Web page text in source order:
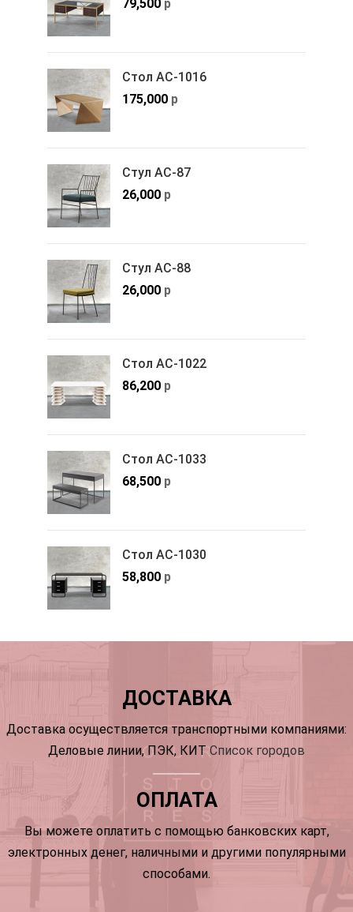
79,500 р
Стол АС-1016
175,000 р
Стул АС-87
26,000 р
Стул АС-88
26,000 р
Стол АС-1022
86,200 р
Стол АС-1033
68,500 р
Стол АС-1030
58,800 р
ДОСТАВКА
Доставка осуществляется транспортными компаниями:
Деловые линии, ПЭК, КИТ Список городов
ОПЛАТА
Вы можете оплатить с помощью банковских карт,
электронных денег, наличными и другими популярными
способами.